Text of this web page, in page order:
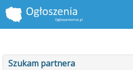
Szukam partnera